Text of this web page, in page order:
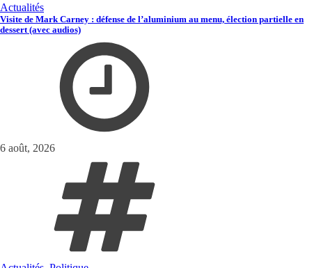
Actualités
Visite de Mark Carney : défense de l’aluminium au menu, élection partielle en
dessert (avec audios)
6 août, 2026